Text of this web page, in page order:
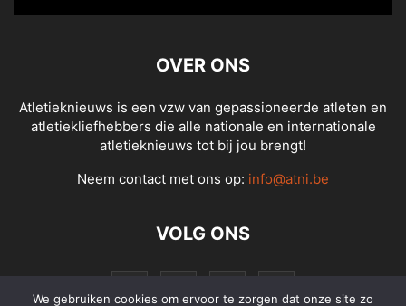
OVER ONS
Atletieknieuws is een vzw van gepassioneerde atleten en
atletiekliefhebbers die alle nationale en internationale
atletieknieuws tot bij jou brengt!
Neem contact met ons op: info@atni.be
VOLG ONS
We gebruiken cookies om ervoor te zorgen dat onze site zo